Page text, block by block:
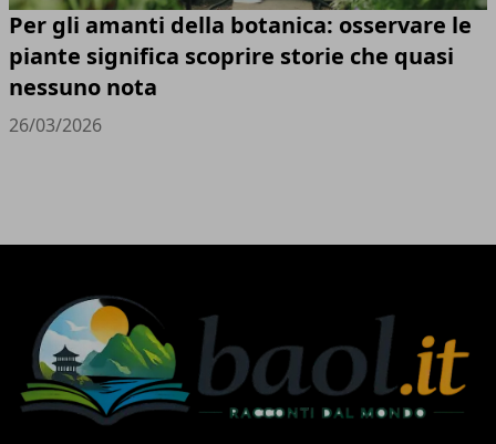
Per gli amanti della botanica: osservare le
piante significa scoprire storie che quasi
nessuno nota
26/03/2026